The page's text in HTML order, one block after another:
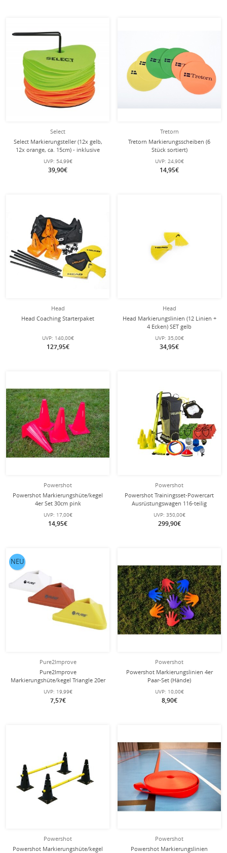
Select
Select Markierungsteller (12x gelb,
12x orange, ca. 15cm) - inklusive
Halterung 24er Set
UVP: 54,99€
39,90€
Tretorn
Tretorn Markierungsscheiben (6
Stück sortiert)
UVP: 24,90€
14,95€
Head
Head Coaching Starterpaket
UVP: 140,00€
127,95€
Head
Head Markierungslinien (12 Linien +
4 Ecken) SET gelb
UVP: 35,00€
34,95€
Powershot
Powershot Markierungshüte/kegel
4er Set 30cm pink
UVP: 17,00€
14,95€
Powershot
Powershot Trainingsset-Powercart
Ausrüstungswagen 116-teilig
UVP: 350,00€
299,90€
Pure2Improve
Pure2Improve
Markierungshüte/kegel Triangle 20er
Set gelb/rot/weiss
UVP: 19,99€
7,57€
NEU
Powershot
Powershot Markierungslinien 4er
Paar-Set (Hände)
UVP: 10,00€
8,90€
Powershot
Powershot Markierungshüte/kegel
Powershot
Powershot Markierungslinien